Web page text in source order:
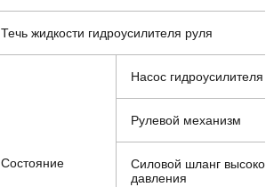
Течь жидкости гидроусилителя руля
Состояние
Насос гидроусилителя
Рулевой механизм
Силовой шланг
давления